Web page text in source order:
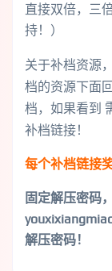
直接双倍，三
持！）
关于补档资源
档的资源下面
档，如果看到
补档链接！
每个补档链接
固定解压密码
解压密码！